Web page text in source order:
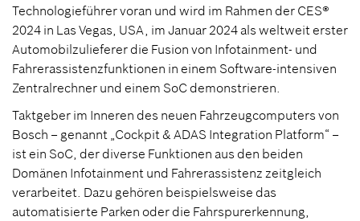
Technologieführer voran und wird im Rahmen der CES®
2024 in Las Vegas, USA, im Januar 2024 als weltweit erster
Automobilzulieferer die Fusion von Infotainment- und
Fahrerassistenzfunktionen in einem Software-intensiven
Zentralrechner und einem SoC demonstrieren.
Taktgeber im Inneren des neuen Fahrzeugcomputers von
Bosch – genannt „Cockpit & ADAS Integration Platform“ –
ist ein SoC, der diverse Funktionen aus den beiden
Domänen Infotainment und Fahrerassistenz zeitgleich
verarbeitet. Dazu gehören beispielsweise das
automatisierte Parken oder die Fahrspurerkennung,